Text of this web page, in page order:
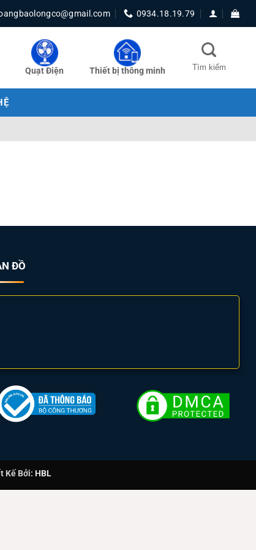
0934.18.19.79
Quạt Điện Thiết bị thông minh
ĐỒ
Kế Bởi: HBL